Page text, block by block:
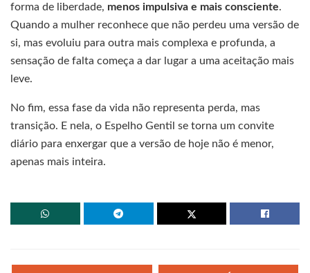
forma de liberdade, menos impulsiva e mais consciente.
Quando a mulher reconhece que não perdeu uma versão de
si, mas evoluiu para outra mais complexa e profunda, a
sensação de falta começa a dar lugar a uma aceitação mais
leve.
No fim, essa fase da vida não representa perda, mas
transição. E nela, o Espelho Gentil se torna um convite
diário para enxergar que a versão de hoje não é menor,
apenas mais inteira.